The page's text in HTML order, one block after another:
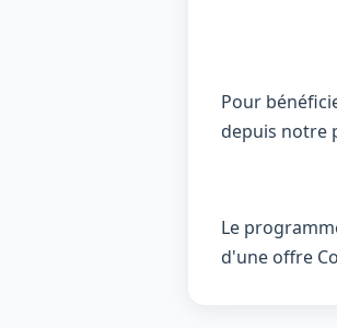
Pour
depuis notre
Le
d'une offre